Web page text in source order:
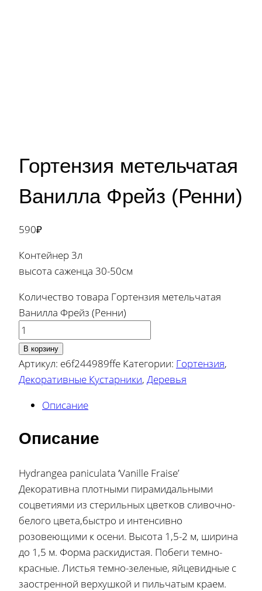
Гортензия метельчатая
Ванилла Фрейз (Ренни)
590₽
Контейнер 3л
высота саженца 30-50см
Количество товара Гортензия метельчатая
Ванилла Фрейз (Ренни)
В корзину
Артикул: e6f244989ffe Категории: Гортензия,
Декоративные Кустарники, Деревья
Описание
Описание
Hydrangea paniculata ‘Vanille Fraise’
Декоративна плотными пирамидальными
соцветиями из стерильных цветков сливочно-
белого цвета,быстро и интенсивно
розовеющими к осени. Высота 1,5-2 м, ширина
до 1,5 м. Форма раскидистая. Побеги темно-
красные. Листья темно-зеленые, яйцевидные с
заостренной верхушкой и пильчатым краем.